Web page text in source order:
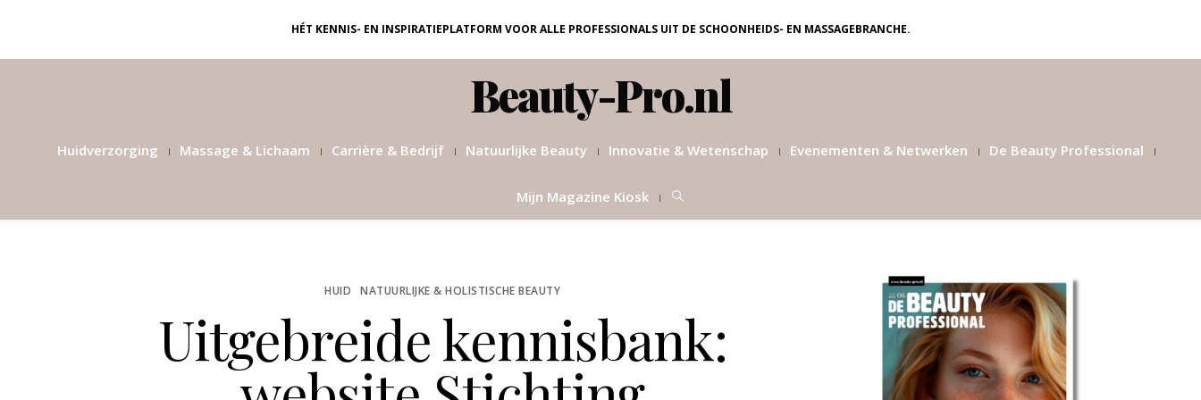
HÉT KENNIS- EN INSPIRATIEPLATFORM VOOR ALLE PROFESSIONALS UIT DE SCHOONHEIDS- EN MASSAGEBRANCHE.
Beauty-Pro.nl
Huidverzorging Massage & Lichaam Carrière & Bedrijf Natuurlijke Beauty Innovatie & Wetenschap Evenementen & Netwerken De Beauty Professional
Mijn Magazine Kiosk
HUID NATUURLIJKE & HOLISTISCHE BEAUTY
Uitgebreide kennisbank: